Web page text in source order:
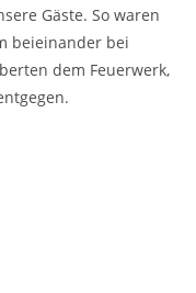
Gäste. So waren
beieinander bei
dem Feuerwerk,